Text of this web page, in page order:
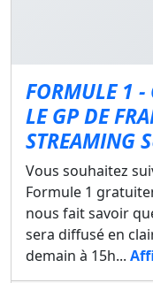
FORMULE 1 -
LE GP DE
STREAMING
Vous souhaitez
Formule 1
nous fait savoir
sera diffusé en
demain à 15h...